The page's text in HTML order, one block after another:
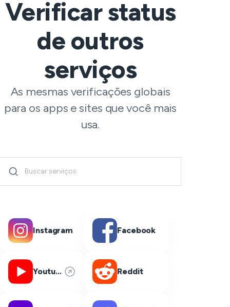
Verificar status
de outros
serviços
As mesmas verificações globais
para os apps e sites que você mais
usa.
Instagram Facebook
Youtube Reddit